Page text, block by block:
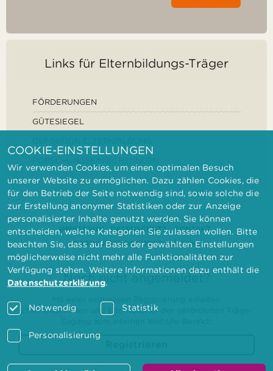
Links für Elternbildungs-Träger
FÖRDERUNGEN
GÜTESIEGEL
IMPRESSUM DATENSCHUTZ
KONTAKT
BARRIEREFREIHEITSERKLÄRUNG
Noch nicht angemeldet?
Mit einer einmaligen Registrierung erhalten
Elternbilderinnen und Elternbildner der geförderten Träger
COOKIE-EINSTELLUNGEN
Wir verwenden Cookies, um einen optimalen Besuch
unserer Website zu ermöglichen. Dazu zählen Cookies, die
für den Betrieb der Seite notwendig sind, sowie solche die
zur Erstellung anonymer Statistiken oder zur Anzeige
personalisierter Inhalte genutzt werden. Sie können
entscheiden, welche Kategorien Sie zulassen wollen. Bitte
beachten Sie, dass auf Basis der gewählten Einstellungen
möglicherweise nicht mehr alle Funktionalitäten zur
Verfügung stehen. Weitere Informationen dazu enthält die
Datenschutzerklärung.
Notwendig Statistik
Personalisierung